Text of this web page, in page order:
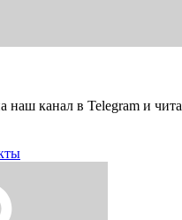
наш канал в Telegram и